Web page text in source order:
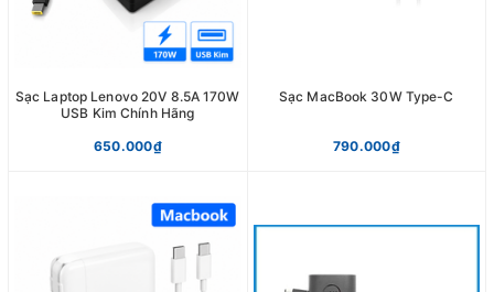
Sạc Laptop Lenovo 20V 8.5A 170W
USB Kim Chính Hãng
650.000₫
Sạc MacBook 30W Type-C
790.000₫